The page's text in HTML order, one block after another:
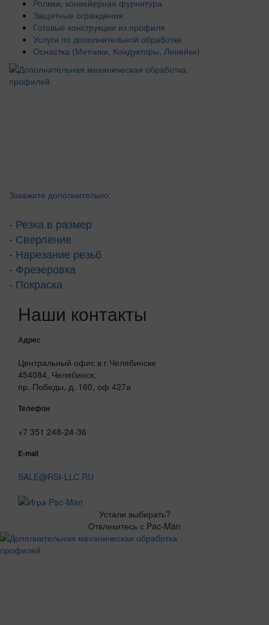
Ролики, конвейерная фурнитура
Защитные ограждения
Готовые конструкции из профиля
Услуги по дополнительной обработке
Оснастка (Метчики, Кондукторы, Линейки)
Закажите дополнительно:
- Резка в размер
- Сверление
- Нарезание резьб
- Фрезеровка
- Покраска
Наши контакты
Адрес
Центральный офис в г.Челябинске
454084, Челябинск,
пр. Победы, д. 160, оф 427а
Телефон
+7 351 248-24-36
E-mail
SALE@RSI-LLC.RU
Устали выбирать?
Отвлекитесь с Pac-Man